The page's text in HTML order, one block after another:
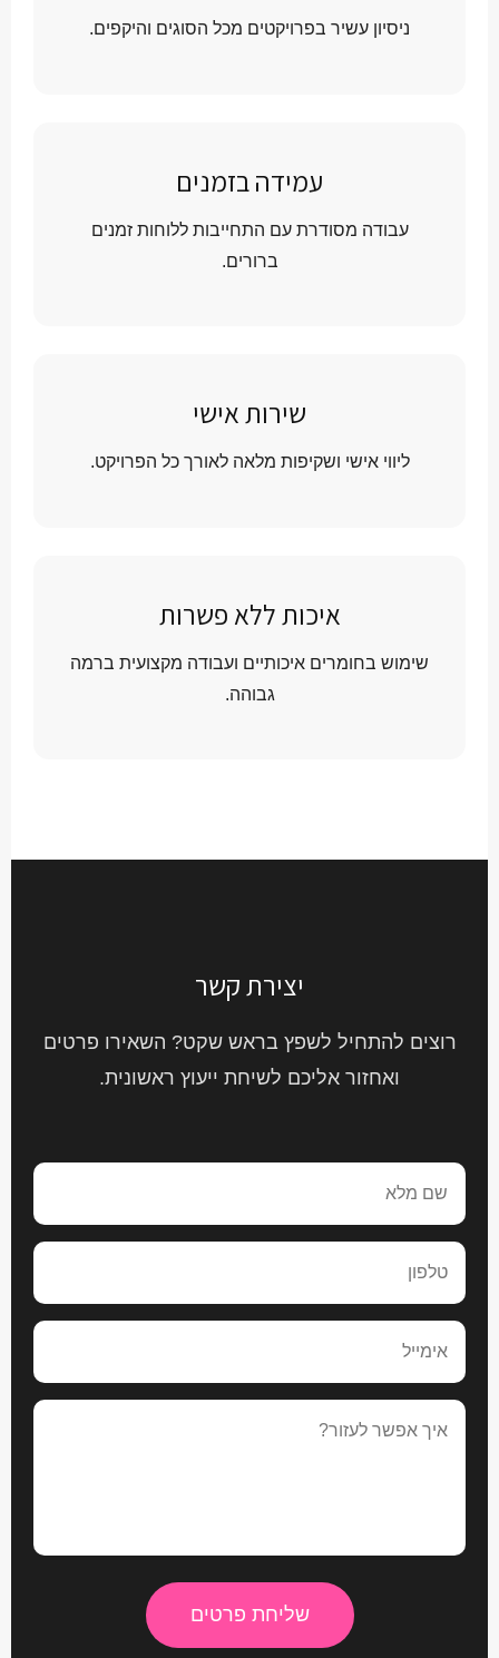
ניסיון עשיר בפרויקטים מכל הסוגים והיקפים.
עמידה בזמנים
עבודה מסודרת עם התחייבות ללוחות זמנים
ברורים.
שירות אישי
ליווי אישי ושקיפות מלאה לאורך כל הפרויקט.
איכות ללא פשרות
שימוש בחומרים איכותיים ועבודה מקצועית ברמה
גבוהה.
יצירת קשר
רוצים להתחיל לשפץ בראש שקט? השאירו פרטים
ואחזור אליכם לשיחת ייעוץ ראשונית.
שליחת פרטים